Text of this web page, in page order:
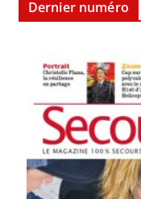
Dernier numéro